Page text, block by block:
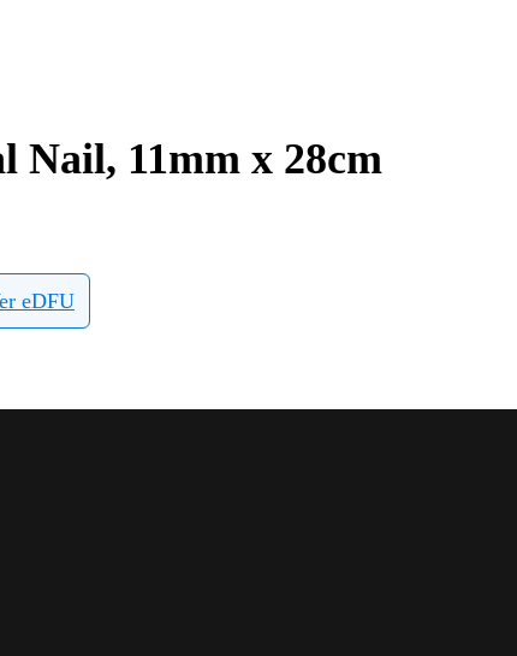
Nail, 11mm x 28cm
eDFU